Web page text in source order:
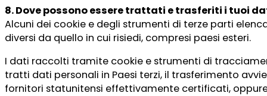
8. Dove possono essere trattati e trasferiti i tuoi
Alcuni dei cookie e degli strumenti di terze parti
diversi da quello in cui risiedi, compresi paesi esteri.
I dati raccolti tramite cookie e strumenti di
tratti dati personali in Paesi terzi, il trasferimento
fornitori statunitensi effettivamente certificati, oppure